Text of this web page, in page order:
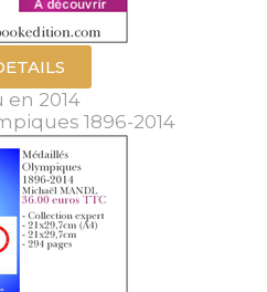
en 2014
1896-2014